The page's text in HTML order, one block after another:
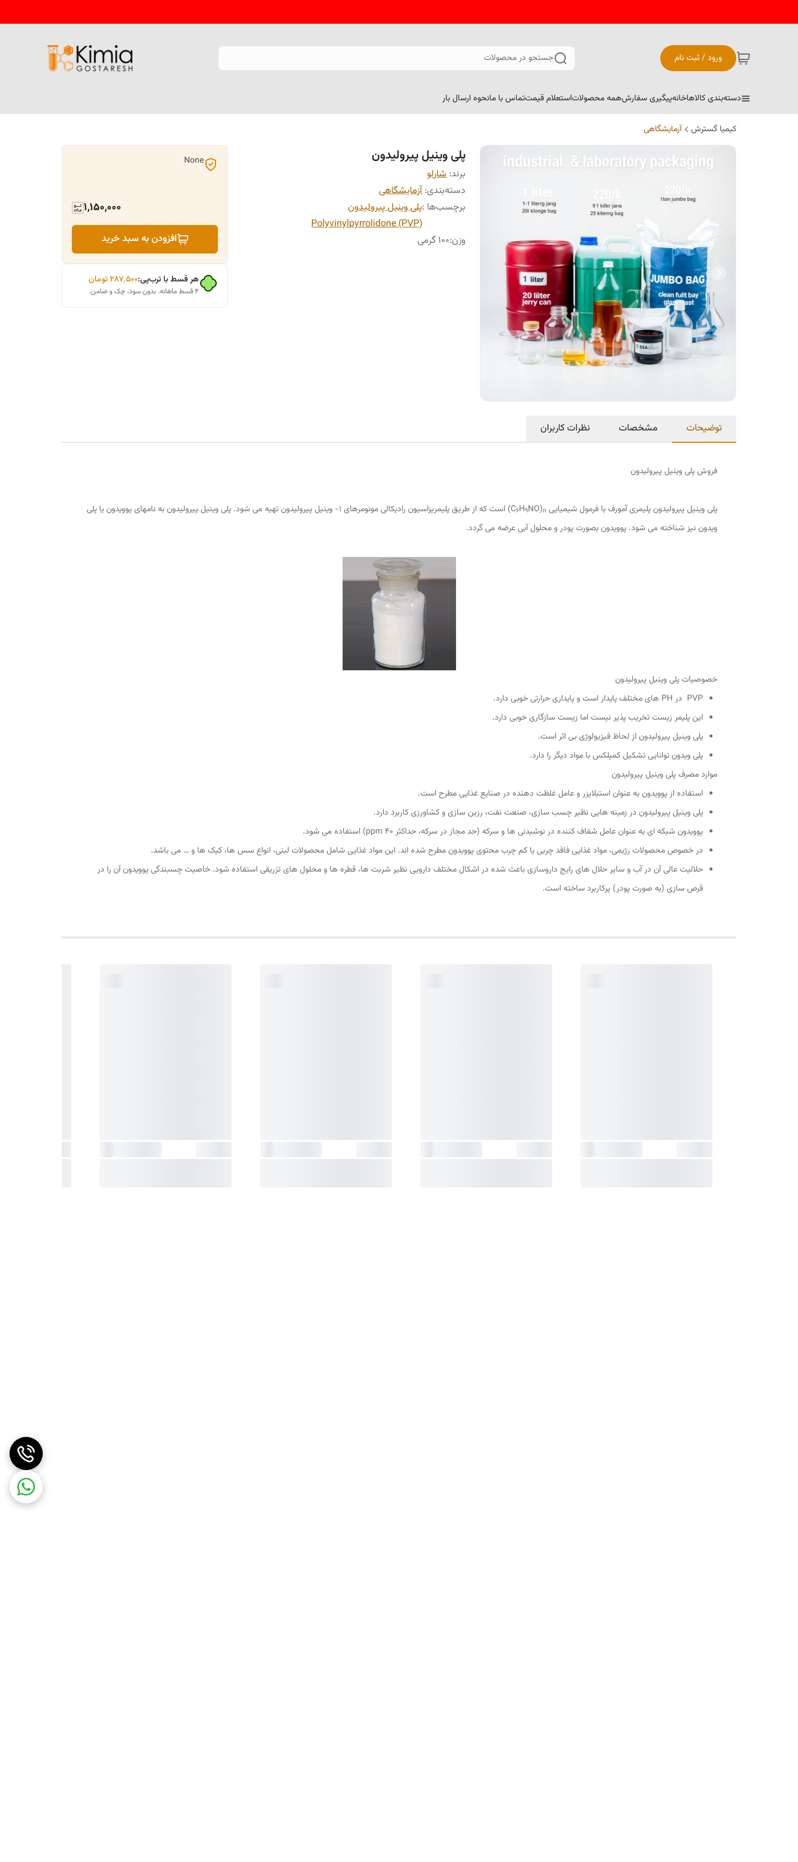
ورود / ثبت نام جستجو در محصولات
دسته‌بندی کالاهاخانهپیگیری سفارشهمه محصولاتاستعلام قیمتتماس با مانحوه ارسال بار
کیمیا گسترش آزمایشگاهی
پلی وینیل پیرولیدون
برند:شارلو
دسته‌بندی:آزمایشگاهی
برچسب‌ها :پلی وینیل پیرولیدون
Polyvinylpyrrolidone (PVP)
وزن:100 گرمی
None
1,150,000
افزودن به سبد خرید
هر قسط با ترب‌پی:۲۸۷٬۵۰۰تومان
۴ قسط ماهانه. بدون سود، چک و ضامن.
توضیحات مشخصات نظرات کاربران
فروش پلی وینیل پیرولیدون
پلی وینیل پیرولیدون پلیمری آمورف با فرمول شیمیایی C 6H9NO)n
) است که از طریق پلیمریزاسیون رادیکالی مونومرهای 1- وینیل پیرولیدون تهیه می شود. پلی وینیل پیرولیدون به نامهای پوویدون یا پلی
ویدون نیز شناخته می شود. پوویدون بصورت پودر و محلول آبی عرضه می گردد.
خصوصیات پلی وینیل پیرولیدون
PVP در PH های مختلف پایدار است و پایداری حرارتی خوبی دارد.
این پلیمر زیست تخریب پذیر نیست اما زیست سازگاری خوبی دارد.
پلی وینیل پیرولیدون از لحاظ فیزیولوژی بی اثر است.
پلی ویدون توانایی تشکیل کمپلکس با مواد دیگر را دارد.
موارد مصرف پلی وینیل پیرولیدون
استفاده از پوویدون به عنوان استبلایزر و عامل غلظت دهنده در صنایع غذایی مطرح است.
پلی وینیل پیرولیدون در زمینه هایی نظیر چسب سازی، صنعت نفت، رزین سازی و کشاورزی کاربرد دارد.
پوویدون شبکه ای به عنوان عامل شفاف کننده در نوشیدنی ها و سرکه (حد مجاز در سرکه، حداکثر ppm 40) استفاده می شود.
در خصوص محصولات رژیمی، مواد غذایی فاقد چربی یا کم چرب محتوی پوویدون مطرح شده اند. این مواد غذایی شامل محصولات لبنی، انواع سس ها، کیک ها و … می باشد.
حلالیت عالی آن در آب و سایر حلال های رایج داروسازی باعث شده در اشکال مختلف دارویی نظیر شربت ها، قطره ها و محلول های تزریقی استفاده شود. خاصیت چسبندگی پوویدون آن را در
قرص سازی (به صورت پودر) پرکاربرد ساخته است.